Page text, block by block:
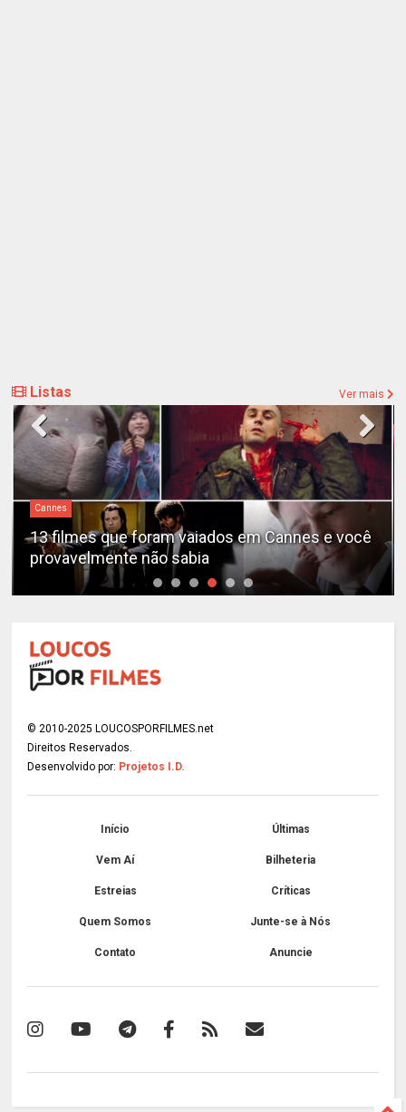
Listas Ver mais
Cannes
13 filmes que foram vaiados em Cannes e você
provavelmente não sabia
© 2010-2025 LOUCOSPORFILMES.net
Direitos Reservados.
Desenvolvido por: Projetos I.D.
Início Últimas
Vem Aí Bilheteria
Estreias Críticas
Quem Somos Junte-se à Nós
Contato Anuncie